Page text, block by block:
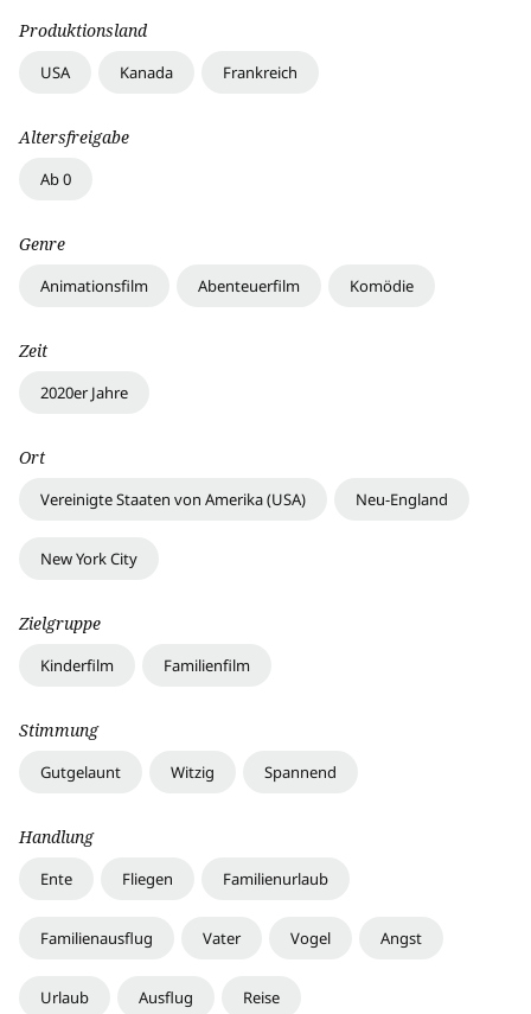
Produktionsland
USA Kanada Frankreich
Altersfreigabe
Ab 0
Genre
Animationsfilm Abenteuerfilm Komödie
Zeit
2020er Jahre
Ort
Vereinigte Staaten von Amerika (USA) Neu-England
New York City
Zielgruppe
Kinderfilm Familienfilm
Stimmung
Gutgelaunt Witzig Spannend
Handlung
Ente Fliegen Familienurlaub
Familienausflug Vater Vogel Angst
Urlaub Ausflug Reise